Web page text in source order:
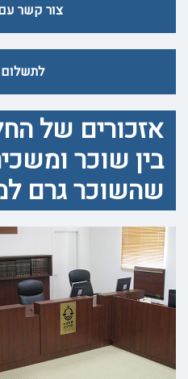
צור קשר
אזכורים של
בין שוכר
שהשוכר גרם